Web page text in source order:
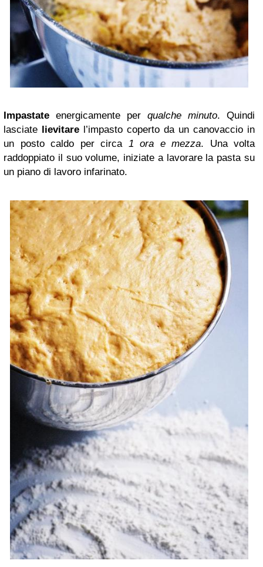
Impastate energicamente per qualche minuto. Quindi
lasciate
lievitare l’impasto coperto da un canovaccio in
un posto caldo per circa 1 ora e mezza. Una volta
raddoppiato il suo volume, iniziate a lavorare la pasta su
un piano di lavoro infarinato.